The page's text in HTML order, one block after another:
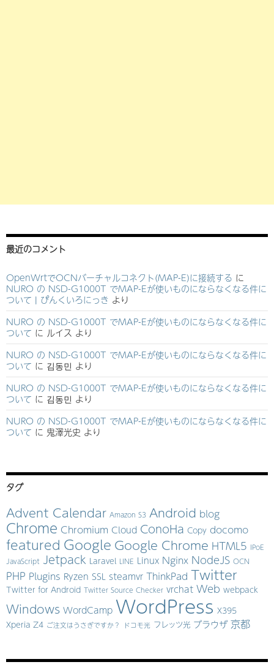
最近のコメント
OpenWrtでOCNバーチャルコネクト(MAP-E)に接続する に
NURO の NSD-G1000T でMAP-Eが使いものにならなくなる件に
ついて | ぴんくいろにっき より
NURO の NSD-G1000T でMAP-Eが使いものにならなくなる件に
ついて に ルイス より
NURO の NSD-G1000T でMAP-Eが使いものにならなくなる件に
ついて に 김동민 より
NURO の NSD-G1000T でMAP-Eが使いものにならなくなる件に
ついて に 김동민 より
NURO の NSD-G1000T でMAP-Eが使いものにならなくなる件に
ついて に 鬼澤光史 より
タグ
Advent Calendar Amazon S3 Android blog
Chrome Chromium Cloud ConoHa Copy docomo
featured Google Google Chrome HTML5 IPoE
JavaScript Jetpack Laravel LINE Linux Nginx NodeJS OCN
PHP Plugins Ryzen SSL steamvr ThinkPad Twitter
Twitter for Android Twitter Source Checker vrchat Web webpack
Windows WordCamp WordPress X395
Xperia Z4 ご注文はうさぎですか？ ドコモ光 フレッツ光 ブラウザ 京都